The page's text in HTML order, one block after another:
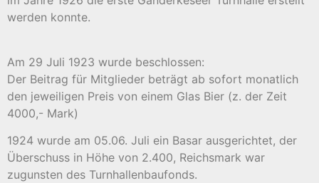
werden konnte.
Am 29 Juli 1923 wurde beschlossen:
Der Beitrag für Mitglieder beträgt ab sofort monatlich
den jeweiligen Preis von einem Glas Bier (z. der Zeit
4000,- Mark)
1924 wurde am 05.06. Juli ein Basar ausgerichtet, der
Überschuss in Höhe von 2.400, Reichsmark war
zugunsten des Turnhallenbaufonds.